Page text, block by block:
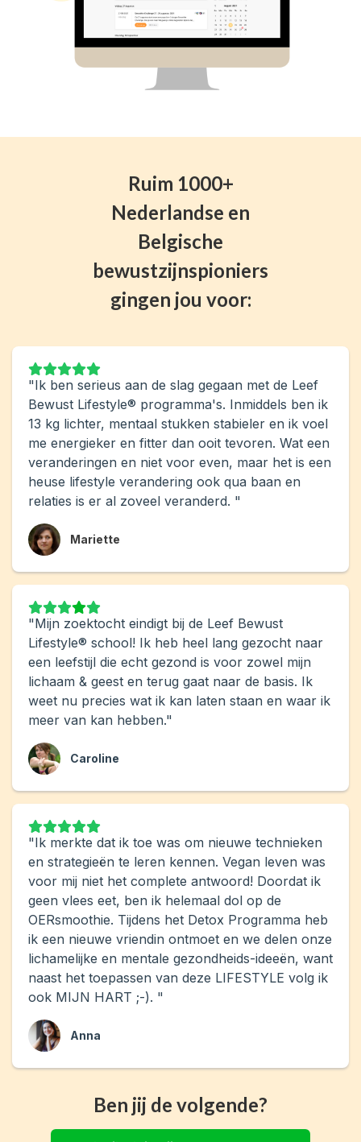
Ruim 1000+
Nederlandse en
Belgische
bewustzijnspioniers
gingen jou voor:
"Ik ben serieus aan de slag gegaan met de Leef
Bewust Lifestyle® programma's. Inmiddels ben ik
13 kg lichter, mentaal stukken stabieler en ik voel
me energieker en fitter dan ooit tevoren. Wat een
veranderingen en niet voor even, maar het is een
heuse lifestyle verandering ook qua baan en
relaties is er al zoveel veranderd. "
Mariette
"Mijn zoektocht eindigt bij de Leef Bewust
Lifestyle® school! Ik heb heel lang gezocht naar
een leefstijl die echt gezond is voor zowel mijn
lichaam & geest en terug gaat naar de basis. Ik
weet nu precies wat ik kan laten staan en waar ik
meer van kan hebben."
Caroline
"Ik merkte dat ik toe was om nieuwe technieken
en strategieën te leren kennen. Vegan leven was
voor mij niet het complete antwoord! Doordat ik
geen vlees eet, ben ik helemaal dol op de
OERsmoothie. Tijdens het Detox Programma heb
ik een nieuwe vriendin ontmoet en we delen onze
lichamelijke en mentale gezondheids-ideeën, want
naast het toepassen van deze LIFESTYLE volg ik
ook MIJN HART ;-). "
Anna
Ben jij de volgende?